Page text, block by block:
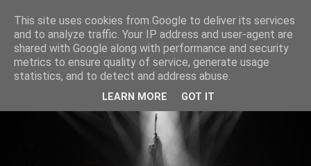
This site uses cookies from Google to deliver its services
and to analyze traffic. Your IP address and user-agent are
shared with Google along with performance and security
metrics to ensure quality of service, generate usage
statistics, and to detect and address abuse.
LEARN MORE GOT IT